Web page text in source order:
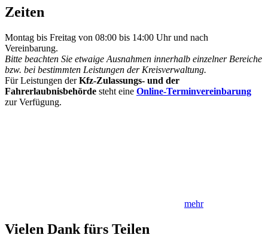
Zeiten
Montag bis Freitag von 08:00 bis 14:00 Uhr und nach
Vereinbarung.
Bitte beachten Sie etwaige Ausnahmen innerhalb einzelner Bereiche
bzw. bei bestimmten Leistungen der Kreisverwaltung.
Für Leistungen derKfz-Zulassungs- und der
Fahrerlaubnisbehörde steht eine Online-Terminvereinbarung
zur Verfügung.
mehr
Vielen Dank fürs Teilen